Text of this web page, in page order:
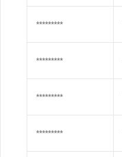
*********
*********
*********
*********